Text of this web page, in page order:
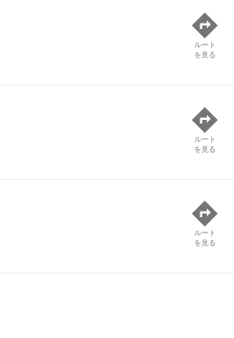
ルート
を見る
ルート
を見る
ルート
を見る